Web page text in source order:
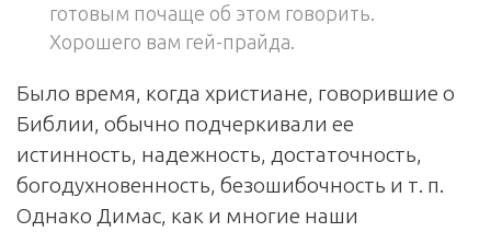
готовым почаще об этом говорить.
Хорошего вам гей-прайда.
Было время, когда христиане, говорившие о
Библии, обычно подчеркивали ее
истинность, надежность, достаточность,
богодухновенность, безошибочность и т. п.
Однако Димас, как и многие наши